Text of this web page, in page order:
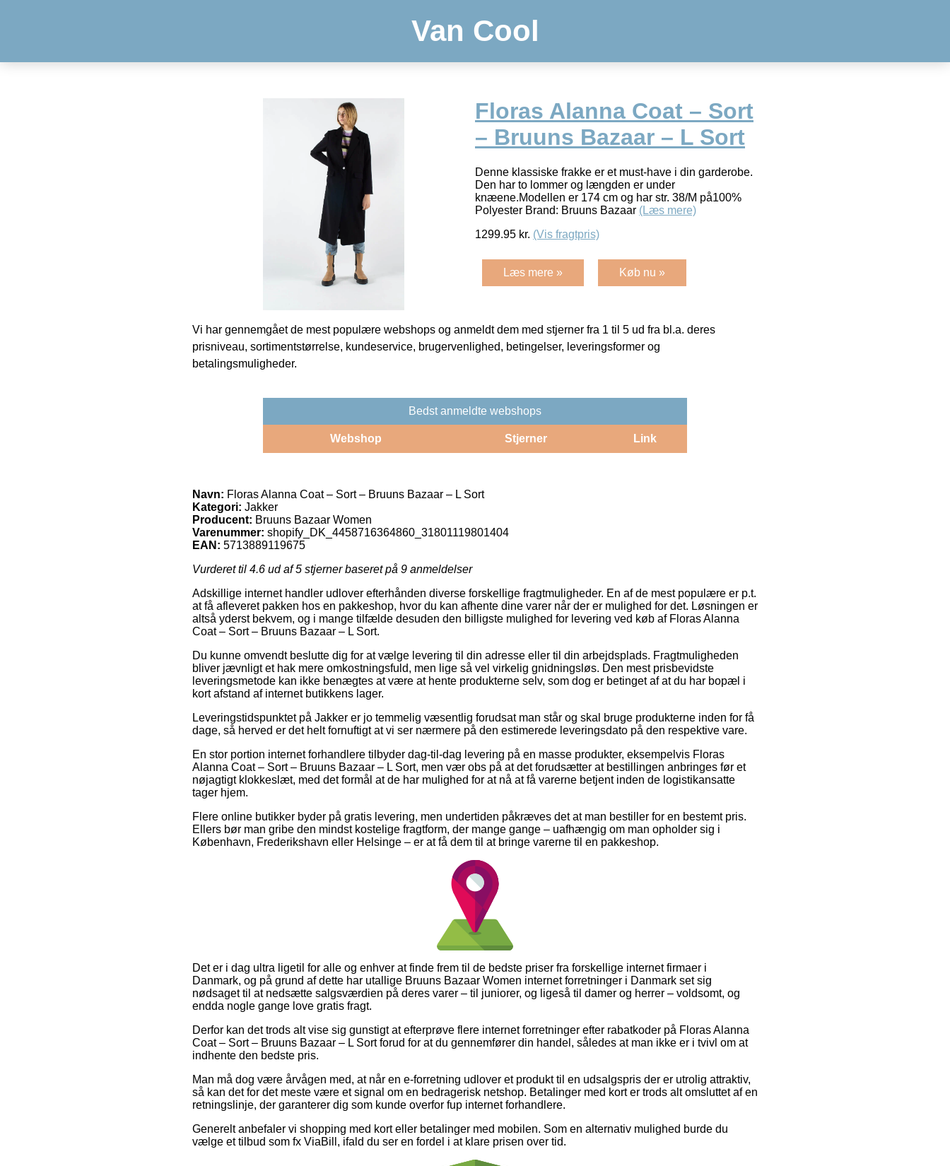
Van Cool
Floras Alanna Coat – Sort
– Bruuns Bazaar – L Sort
Denne klassiske frakke er et must-have i din garderobe.
Den har to lommer og længden er under
knæene.Modellen er 174 cm og har str. 38/M på100%
Polyester Brand: Bruuns Bazaar (Læs mere)
1299.95 kr. (Vis fragtpris)
Læs mere » Køb nu »
Vi har gennemgået de mest populære webshops og anmeldt dem med stjerner fra 1 til 5 ud fra bl.a. deres
prisniveau, sortimentstørrelse, kundeservice, brugervenlighed, betingelser, leveringsformer og
betalingsmuligheder.
Bedst anmeldte webshops
Webshop Stjerner Link
Navn: Floras Alanna Coat – Sort – Bruuns Bazaar – L Sort
Kategori: Jakker
Producent: Bruuns Bazaar Women
Varenummer: shopify_DK_4458716364860_31801119801404
EAN: 5713889119675
Vurderet til 4.6 ud af 5 stjerner baseret på 9 anmeldelser
Adskillige internet handler udlover efterhånden diverse forskellige fragtmuligheder. En af de mest populære er p.t.
at få afleveret pakken hos en pakkeshop, hvor du kan afhente dine varer når der er mulighed for det. Løsningen er
altså yderst bekvem, og i mange tilfælde desuden den billigste mulighed for levering ved køb af Floras Alanna
Coat – Sort – Bruuns Bazaar – L Sort.
Du kunne omvendt beslutte dig for at vælge levering til din adresse eller til din arbejdsplads. Fragtmuligheden
bliver jævnligt et hak mere omkostningsfuld, men lige så vel virkelig gnidningsløs. Den mest prisbevidste
leveringsmetode kan ikke benægtes at være at hente produkterne selv, som dog er betinget af at du har bopæl i
kort afstand af internet butikkens lager.
Leveringstidspunktet på Jakker er jo temmelig væsentlig forudsat man står og skal bruge produkterne inden for få
dage, så herved er det helt fornuftigt at vi ser nærmere på den estimerede leveringsdato på den respektive vare.
En stor portion internet forhandlere tilbyder dag-til-dag levering på en masse produkter, eksempelvis Floras
Alanna Coat – Sort – Bruuns Bazaar – L Sort, men vær obs på at det forudsætter at bestillingen anbringes før et
nøjagtigt klokkeslæt, med det formål at de har mulighed for at nå at få varerne betjent inden de logistikansatte
tager hjem.
Flere online butikker byder på gratis levering, men undertiden påkræves det at man bestiller for en bestemt pris.
Ellers bør man gribe den mindst kostelige fragtform, der mange gange – uafhængig om man opholder sig i
København, Frederikshavn eller Helsinge – er at få dem til at bringe varerne til en pakkeshop.
Det er i dag ultra ligetil for alle og enhver at finde frem til de bedste priser fra forskellige internet firmaer i
Danmark, og på grund af dette har utallige Bruuns Bazaar Women internet forretninger i Danmark set sig
nødsaget til at nedsætte salgsværdien på deres varer – til juniorer, og ligeså til damer og herrer – voldsomt, og
endda nogle gange love gratis fragt.
Derfor kan det trods alt vise sig gunstigt at efterprøve flere internet forretninger efter rabatkoder på Floras Alanna
Coat – Sort – Bruuns Bazaar – L Sort forud for at du gennemfører din handel, således at man ikke er i tvivl om at
indhente den bedste pris.
Man må dog være årvågen med, at når en e-forretning udlover et produkt til en udsalgspris der er utrolig attraktiv,
så kan det for det meste være et signal om en bedragerisk netshop. Betalinger med kort er trods alt omsluttet af en
retningslinje, der garanterer dig som kunde overfor fup internet forhandlere.
Generelt anbefaler vi shopping med kort eller betalinger med mobilen. Som en alternativ mulighed burde du
vælge et tilbud som fx ViaBill, ifald du ser en fordel i at klare prisen over tid.